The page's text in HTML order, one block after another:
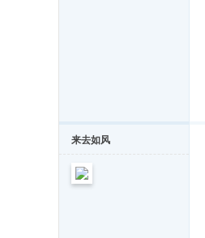
来去如风